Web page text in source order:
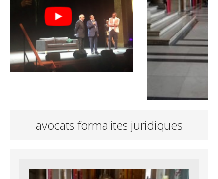
avocats formalites juridiques